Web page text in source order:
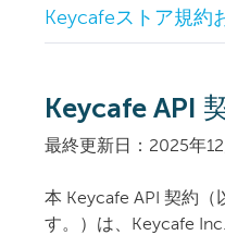
Keycafeストア規約
Keycafe API
最終更新日 ：2025年
本 Keycafe API 契約（
す。）は、Keycafe